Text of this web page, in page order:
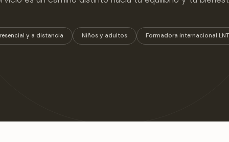
y a distancia Niños y adultos Formadora internacional